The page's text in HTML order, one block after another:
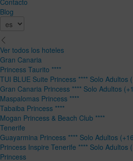
Blog
Ver todos los hoteles
Gran Canaria
Princess Taurito ****
TUI BLUE Suite Princess **** Solo Adultos
Gran Canaria Princess **** Solo Adultos
Maspalomas Princess ****
Tabaiba Princess ****
Mogan Princess & Beach Club ****
Tenerife
Guayarmina Princess **** Solo Adultos
Princess Inspire Tenerife **** Solo Adultos
Princess